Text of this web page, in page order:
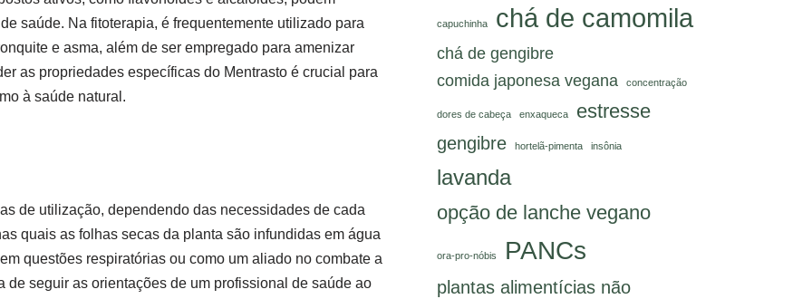
saúde. Na fitoterapia, é frequentemente utilizado para
e asma, além de ser empregado para amenizar
as propriedades específicas do Mentrasto é crucial para
à saúde natural.
de utilização, dependendo das necessidades de cada
quais as folhas secas da planta são infundidas em água
questões respiratórias ou como um aliado no combate a
seguir as orientações de um profissional de saúde ao
capuchinha chá de camomila
chá de gengibre
comida japonesa vegana
concentração
dores de cabeça enxaqueca estresse
gengibre hortelã-pimenta insônia
lavanda
opção de lanche vegano
ora-pro-nóbis PANCs
plantas alimentícias não